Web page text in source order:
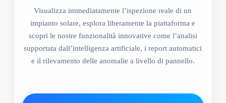
Visualizza immediatamente l’ispezione reale di un
impianto solare, esplora liberamente la piattaforma e
scopri le nostre funzionalità innovative come l’analisi
supportata dall’intelligenza artificiale, i report automatici
e il rilevamento delle anomalie a livello di pannello.